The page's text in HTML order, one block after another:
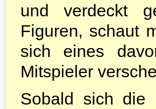
und verdeckt
Figuren, schaut
sich eines
Mitspieler
Sobald sich die